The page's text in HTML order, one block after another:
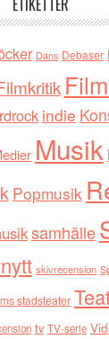
ETIKETTER
Dans Debaser
indie
Musik
Popmusik
samhälle
skivrecension
stadsteater
tv TV-serie